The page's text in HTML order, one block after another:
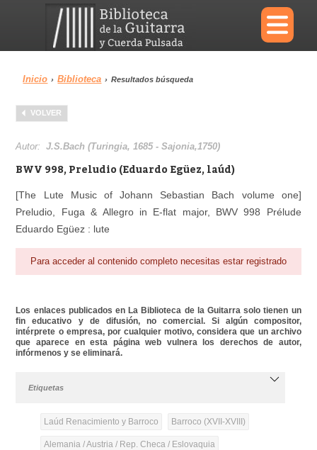
×
Menu
Biblioteca Diccionario
Área personal Reproductor
Inicio › Biblioteca › Resultados búsqueda
VOLVER
Autor:J.S.Bach (Turingia, 1685 - Sajonia,1750)
BWV 998, Preludio (Eduardo Egüez, laúd)
[The Lute Music of Johann Sebastian Bach volume one]
Preludio, Fuga & Allegro in E-flat major, BWV 998 Prélude
Eduardo Egüez : lute
Para acceder al contenido completo necesitas estar registrado
Los enlaces publicados en La Biblioteca de la Guitarra solo tienen un
fin educativo y de difusión, no comercial. Si algún compositor,
intérprete o empresa, por cualquier motivo, considera que un archivo
que aparece en esta página web vulnera los derechos de autor,
infórmenos y se eliminará.
Etiquetas
Laúd Renacimiento y Barroco Barroco (XVII-XVIII)
Alemania / Austria / Rep. Checa / Eslovaquia